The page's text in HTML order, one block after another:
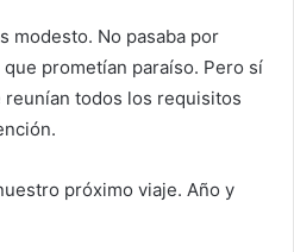
modesto. No pasaba por
prometían paraíso. Pero sí
reunían todos los requisitos
próximo viaje. Año y